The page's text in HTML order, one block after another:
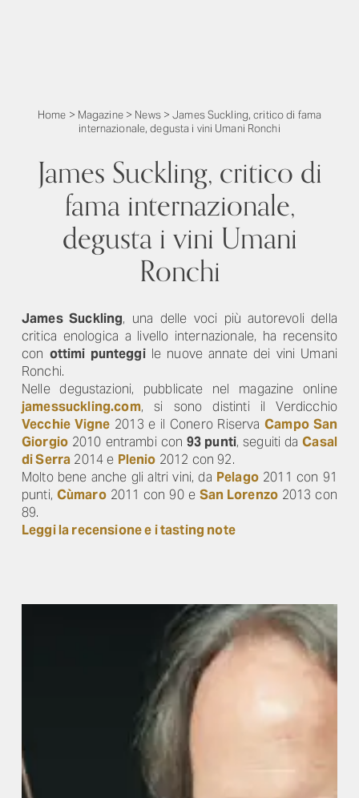
Home > Magazine> News>James Suckling, critico di fama
internazionale, degusta i vini Umani Ronchi
James Suckling, critico di
fama internazionale,
degusta i vini Umani
Ronchi
James Suckling, una delle voci più autorevoli della
critica enologica a livello internazionale, ha recensito
con ottimi punteggile nuove annate dei vini Umani
Ronchi.
Nelle degustazioni, pubblicate nel magazine online
jamessuckling.com, si sono distinti il Verdicchio
Vecchie Vigne 2013 e il Conero RiservaCampo San
Giorgio 2010 entrambi con 93 punti, seguiti daCasal
di Serra 2014 e Plenio 2012 con 92.
Molto bene anche gli altri vini, da Pelago2011 con 91
punti, Cùmaro2011 con 90 e San Lorenzo 2013 con
89.
Leggi la recensione e i tasting note